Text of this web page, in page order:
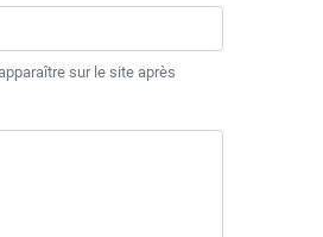
sur le site après